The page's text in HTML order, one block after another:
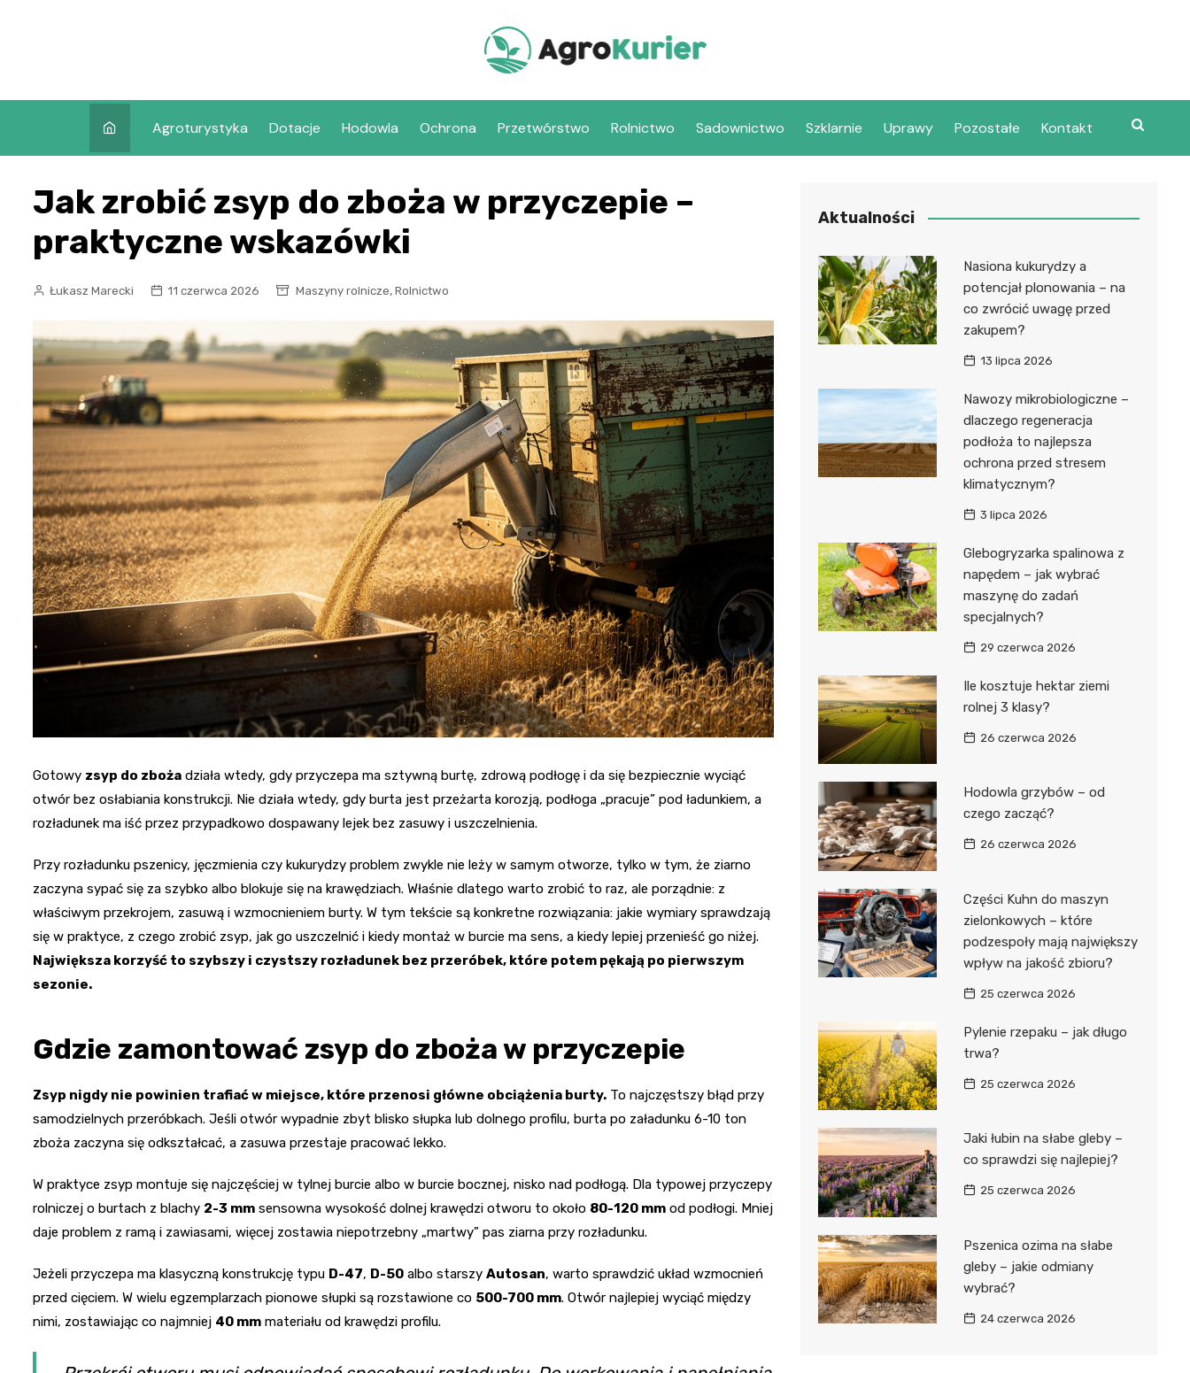
Agroturystyka Dotacje Hodowla Ochrona Przetwórstwo Rolnictwo Sadownictwo Szklarnie Uprawy Pozostałe Kontakt
Jak zrobić zsyp do zboża w przyczepie –
praktyczne wskazówki
Łukasz Marecki 11 czerwca 2026 Maszyny rolnicze, Rolnictwo
Gotowy zsyp do zboża działa wtedy, gdy przyczepa ma sztywną burtę, zdrową podłogę i da się bezpiecznie wyciąć
otwór bez osłabiania konstrukcji. Nie działa wtedy, gdy burta jest przeżarta korozją, podłoga „pracuje” pod ładunkiem, a
rozładunek ma iść przez przypadkowo dospawany lejek bez zasuwy i uszczelnienia.
Przy rozładunku pszenicy, jęczmienia czy kukurydzy problem zwykle nie leży w samym otworze, tylko w tym, że ziarno
zaczyna sypać się za szybko albo blokuje się na krawędziach. Właśnie dlatego warto zrobić to raz, ale porządnie: z
właściwym przekrojem, zasuwą i wzmocnieniem burty. W tym tekście są konkretne rozwiązania: jakie wymiary sprawdzają
się w praktyce, z czego zrobić zsyp, jak go uszczelnić i kiedy montaż w burcie ma sens, a kiedy lepiej przenieść go niżej.
Największa korzyść to szybszy i czystszy rozładunek bez przeróbek, które potem pękają po pierwszym
sezonie.
Gdzie zamontować zsyp do zboża w przyczepie
Zsyp nigdy nie powinien trafiać w miejsce, które przenosi główne obciążenia burty. To najczęstszy błąd przy
samodzielnych przeróbkach. Jeśli otwór wypadnie zbyt blisko słupka lub dolnego profilu, burta po załadunku 6-10 ton
zboża zaczyna się odkształcać, a zasuwa przestaje pracować lekko.
W praktyce zsyp montuje się najczęściej w tylnej burcie albo w burcie bocznej, nisko nad podłogą. Dla typowej przyczepy
rolniczej o burtach z blachy 2-3 mm sensowna wysokość dolnej krawędzi otworu to około 80-120 mm od podłogi. Mniej
daje problem z ramą i zawiasami, więcej zostawia niepotrzebny „martwy” pas ziarna przy rozładunku.
Jeżeli przyczepa ma klasyczną konstrukcję typu D-47, D-50 albo starszy Autosan, warto sprawdzić układ wzmocnień
przed cięciem. W wielu egzemplarzach pionowe słupki są rozstawione co 500-700 mm. Otwór najlepiej wyciąć między
nimi, zostawiając co najmniej 40 mm materiału od krawędzi profilu.
Aktualności
Nasiona kukurydzy a
potencjał plonowania – na
co zwrócić uwagę przed
zakupem?
13 lipca 2026
Nawozy mikrobiologiczne –
dlaczego regeneracja
podłoża to najlepsza
ochrona przed stresem
klimatycznym?
3 lipca 2026
Glebogryzarka spalinowa z
napędem – jak wybrać
maszynę do zadań
specjalnych?
29 czerwca 2026
Ile kosztuje hektar ziemi
rolnej 3 klasy?
26 czerwca 2026
Hodowla grzybów – od
czego zacząć?
26 czerwca 2026
Części Kuhn do maszyn
zielonkowych – które
podzespoły mają największy
wpływ na jakość zbioru?
25 czerwca 2026
Pylenie rzepaku – jak długo
trwa?
25 czerwca 2026
Jaki łubin na słabe gleby –
co sprawdzi się najlepiej?
25 czerwca 2026
Pszenica ozima na słabe
gleby – jakie odmiany
wybrać?
24 czerwca 2026